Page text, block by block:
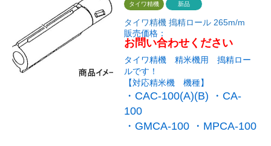
タイワ精機 新品
タイワ精機 搗精ロール 265m/m
販売価格：
お問い合わせください
タイワ精機 精米機用 搗精ロー
ルです！
【対応精米機 機種】
・CAC-100(A)(B) ・CA-
100
・GMCA-100 ・MPCA-100